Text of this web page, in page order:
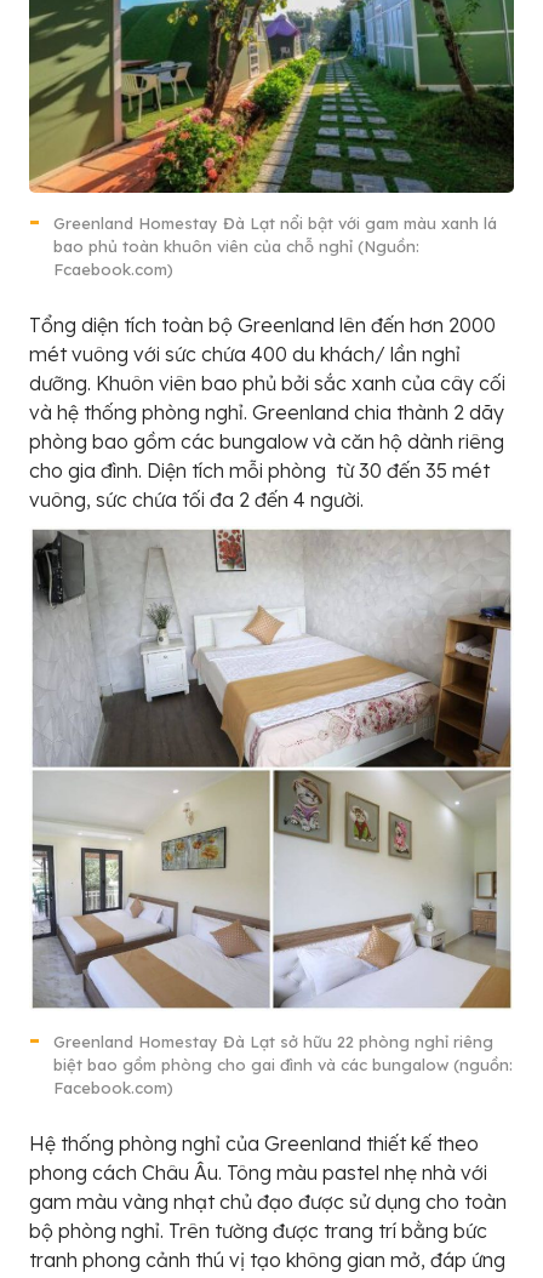
Greenland Homestay Đà Lạt nổi bật với gam màu xanh lá
bao phủ toàn khuôn viên của chỗ nghỉ (Nguồn:
Fcaebook.com)
Tổng diện tích toàn bộ Greenland lên đến hơn 2000
mét vuông với sức chứa 400 du khách/ lần nghỉ
dưỡng. Khuôn viên bao phủ bởi sắc xanh của cây cối
và hệ thống phòng nghỉ. Greenland chia thành 2 dãy
phòng bao gồm các bungalow và căn hộ dành riêng
cho gia đình. Diện tích mỗi phòng từ 30 đến 35 mét
vuông, sức chứa tối đa 2 đến 4 người.
Greenland Homestay Đà Lạt sở hữu 22 phòng nghỉ riêng
biệt bao gồm phòng cho gai đình và các bungalow (nguồn:
Facebook.com)
Hệ thống phòng nghỉ của Greenland thiết kế theo
phong cách Châu Âu. Tông màu pastel nhẹ nhà với
gam màu vàng nhạt chủ đạo được sử dụng cho toàn
bộ phòng nghỉ. Trên tường được trang trí bằng bức
tranh phong cảnh thú vị tạo không gian mở, đáp ứng